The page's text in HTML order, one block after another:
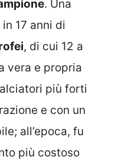
. Una
17 anni di
, di cui 12 a
vera e propria
più forti
e con un
all’epoca, fu
più costoso